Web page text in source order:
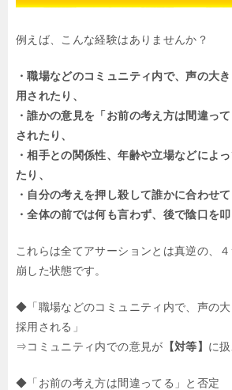
例えば、こんな経験はありませんか？
・職場などのコミュニティ内で、声の大
用されたり、
・誰かの意見を「お前の考え方は間違っ
されたり、
・相手との関係性、年齢や立場などによ
たり、
・自分の考えを押し殺して誰かに合わせ
・全体の前では何も言わず、後で陰口を
これらは全てアサーションとは真逆の、
崩した状態です。
◆「職場などのコミュニティ内で、声の
採用される」
⇒コミュニティ内での意見が 【対等】 に
◆「お前の考え方は間違ってる」と否定